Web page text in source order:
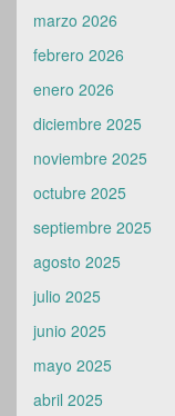
marzo 2026
febrero 2026
enero 2026
diciembre 2025
noviembre 2025
octubre 2025
septiembre 2025
agosto 2025
julio 2025
junio 2025
mayo 2025
abril 2025